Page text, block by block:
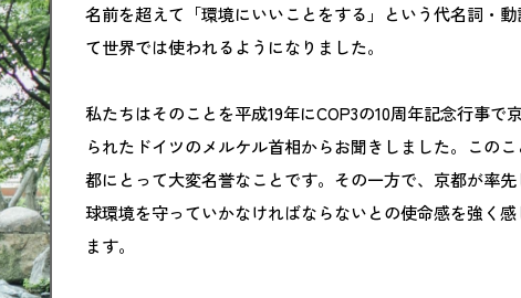
名前を超えて「環境にいいことをする」という代名詞・動
て世界では使われるようになりました。
私たちはそのことを平成19年にCOP3の10周年記念行事で
られたドイツのメルケル首相からお聞きしました。この
都にとって大変名誉なことです。その一方で、京都が率
球環境を守っていかなければならないとの使命感を強く感
ます。